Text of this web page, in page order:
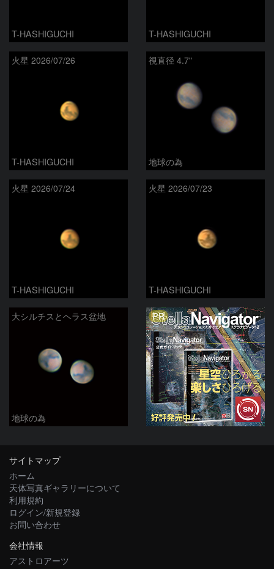
T-HASHIGUCHI T-HASHIGUCHI
火星 2026/07/26
T-HASHIGUCHI
視直径 4.7"
地球の為
火星 2026/07/24
T-HASHIGUCHI
火星 2026/07/23
T-HASHIGUCHI
大シルチスとヘラス盆地
地球の為
PR
サイトマップ
ホーム
天体写真ギャラリーについて
利用規約
ログイン/新規登録
お問い合わせ
会社情報
アストロアーツ